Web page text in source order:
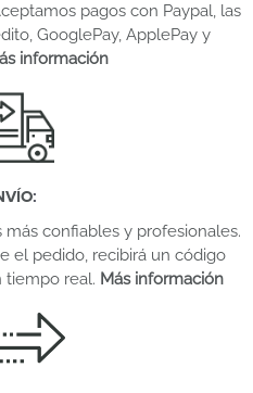
pagos con Paypal, las
GooglePay, ApplePay y
información
:
confiables y profesionales.
el pedido, recibirá un código
tiempo real. Más información